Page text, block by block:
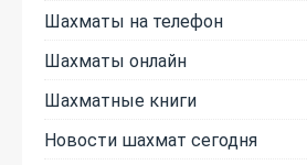
Шахматы на телефон
Шахматы онлайн
Шахматные книги
Новости шахмат сегодня